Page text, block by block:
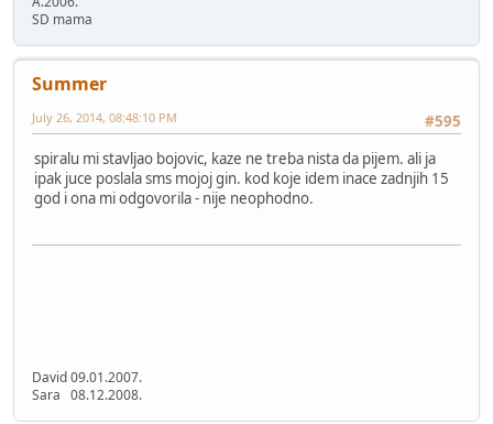
SD mama
Summer
#595
July 26, 2014, 08:48:10 PM
spiralu mi stavljao bojovic, kaze ne treba nista da pijem. ali ja
ipak juce poslala sms mojoj gin. kod koje idem inace zadnjih 15
god i ona mi odgovorila - nije neophodno.
David 09.01.2007.
Sara 08.12.2008.